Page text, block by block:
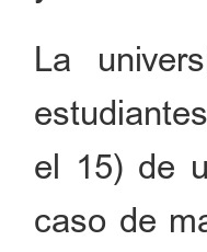
La
el 15) de
caso de